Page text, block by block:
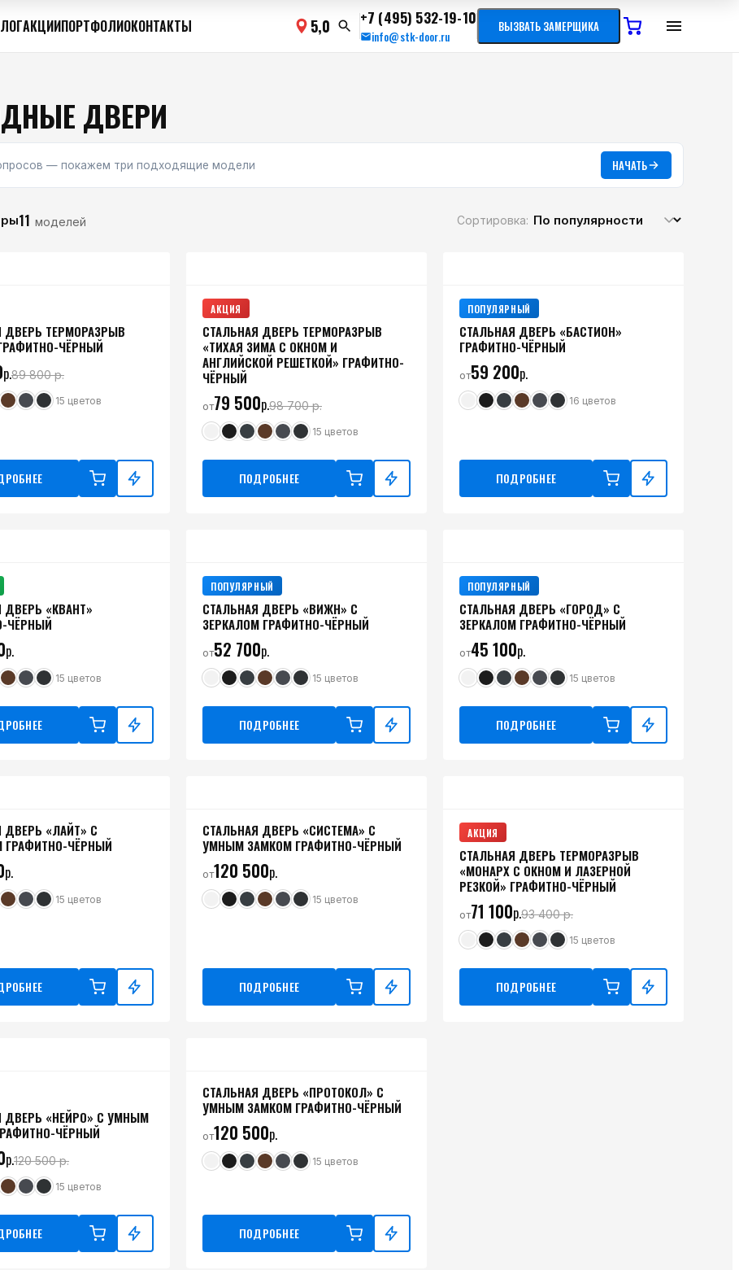
АКЦИИПОРТФОЛИОКОНТАКТЫ 5,0 +7 (495) 532-19-10
info@stk-door.ru
ВЫЗВАТЬ ЗАМЕРЩИКА
ДВЕРИ
— покажем три подходящие модели НАЧАТЬ
11 моделей Сортировка:
ДВЕРЬ ТЕРМОРАЗРЫВ
ЧЁРНЫЙ
р.89 800р.
15 цветов
АКЦИЯ
СТАЛЬНАЯ ДВЕРЬ ТЕРМОРАЗРЫВ
«ТИХАЯ ЗИМА С ОКНОМ И
АНГЛИЙСКОЙ РЕШЕТКОЙ» ГРАФИТНО-
ЧЁРНЫЙ
от79 500р.98 700р.
15 цветов
ПОДРОБНЕЕ
ПОПУЛЯРНЫЙ
СТАЛЬНАЯ ДВЕРЬ «БАСТИОН»
ГРАФИТНО-ЧЁРНЫЙ
от59 200р.
16 цветов
ПОДРОБНЕЕ
ДВЕРЬ «КВАНТ»
ЧЁРНЫЙ
р.
15 цветов
ПОПУЛЯРНЫЙ
СТАЛЬНАЯ ДВЕРЬ «ВИЖН» С
ЗЕРКАЛОМ ГРАФИТНО-ЧЁРНЫЙ
от52 700р.
15 цветов
ПОДРОБНЕЕ
ПОПУЛЯРНЫЙ
СТАЛЬНАЯ ДВЕРЬ «ГОРОД» С
ЗЕРКАЛОМ ГРАФИТНО-ЧЁРНЫЙ
от45 100р.
15 цветов
ПОДРОБНЕЕ
ДВЕРЬ «ЛАЙТ» С
ГРАФИТНО-ЧЁРНЫЙ
р.
15 цветов
СТАЛЬНАЯ ДВЕРЬ «СИСТЕМА» С
УМНЫМ ЗАМКОМ ГРАФИТНО-ЧЁРНЫЙ
от120 500р.
15 цветов
ПОДРОБНЕЕ
АКЦИЯ
СТАЛЬНАЯ ДВЕРЬ ТЕРМОРАЗРЫВ
«МОНАРХ С ОКНОМ И ЛАЗЕРНОЙ
РЕЗКОЙ» ГРАФИТНО-ЧЁРНЫЙ
от71 100р.93 400р.
15 цветов
ПОДРОБНЕЕ
ДВЕРЬ «НЕЙРО» С УМНЫМ
ЧЁРНЫЙ
р.120 500р.
15 цветов
СТАЛЬНАЯ ДВЕРЬ «ПРОТОКОЛ» С
УМНЫМ ЗАМКОМ ГРАФИТНО-ЧЁРНЫЙ
от120 500р.
15 цветов
ПОДРОБНЕЕ